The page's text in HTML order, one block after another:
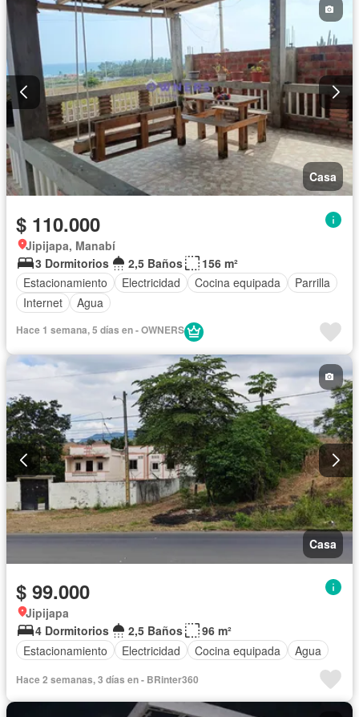
Casa
$ 110.000
Jipijapa, Manabí
3 Dormitorios
2,5 Baños
156 m²
Estacionamiento
Electricidad Cocina equipada
Parrilla
Internet
Agua
Hace 1 semana, 5 días en - OWNERS
Casa
$ 99.000
Jipijapa
4 Dormitorios
2,5 Baños
96 m²
Estacionamiento
Electricidad Cocina equipada Agua
Hace 2 semanas, 3 días en - BRinter360